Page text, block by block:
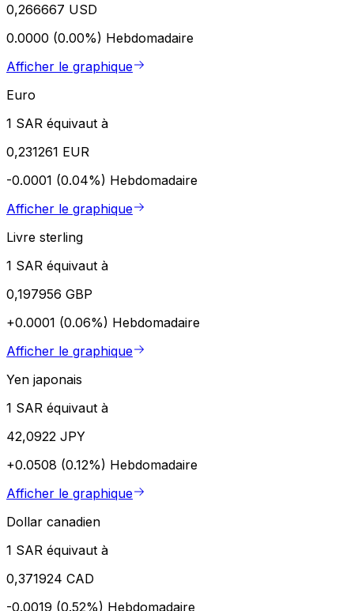
0,266667 USD
0.0000 (0.00%) Hebdomadaire
Afficher le graphique
Euro
1 SAR équivaut à
0,231261 EUR
-0.0001 (0.04%) Hebdomadaire
Afficher le graphique
Livre sterling
1 SAR équivaut à
0,197956 GBP
+0.0001 (0.06%) Hebdomadaire
Afficher le graphique
Yen japonais
1 SAR équivaut à
42,0922 JPY
+0.0508 (0.12%) Hebdomadaire
Afficher le graphique
Dollar canadien
1 SAR équivaut à
0,371924 CAD
-0.0019 (0.52%) Hebdomadaire